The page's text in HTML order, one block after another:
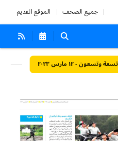
جميع الصحف الموقع القديم
- ١٢ مارس ٢٠٢٣